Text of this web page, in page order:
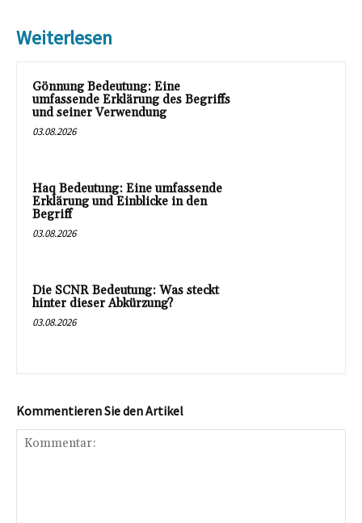
Weiterlesen
Gönnung Bedeutung: Eine
umfassende Erklärung des Begriffs
und seiner Verwendung
03.08.2026
Haq Bedeutung: Eine umfassende
Erklärung und Einblicke in den
Begriff
03.08.2026
Die SCNR Bedeutung: Was steckt
hinter dieser Abkürzung?
03.08.2026
Kommentieren Sie den Artikel